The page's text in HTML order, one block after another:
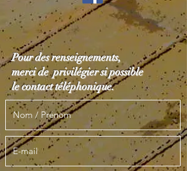
Pour des renseignements,
merci de privilégier si possible
le contact téléphonique.